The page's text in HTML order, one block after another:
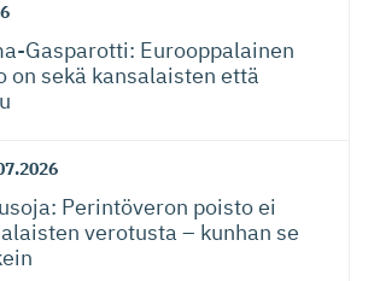
Gas­pa­rotti: Eurooppalainen
on sekä kansalaisten että
Perintöveron poisto ei
verotusta – kunhan se